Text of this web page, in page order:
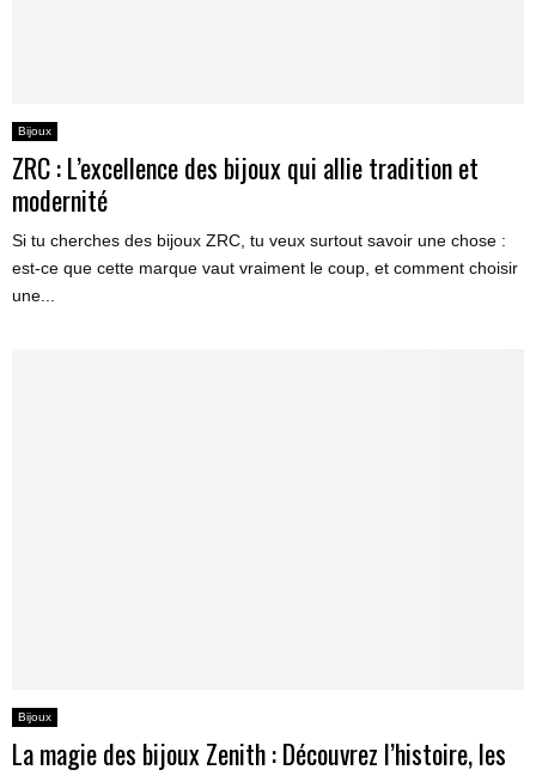
Bijoux
ZRC : L’excellence des bijoux qui allie tradition et
modernité
Si tu cherches des bijoux ZRC, tu veux surtout savoir une chose :
est-ce que cette marque vaut vraiment le coup, et comment choisir
une...
Bijoux
La magie des bijoux Zenith : Découvrez l’histoire, les